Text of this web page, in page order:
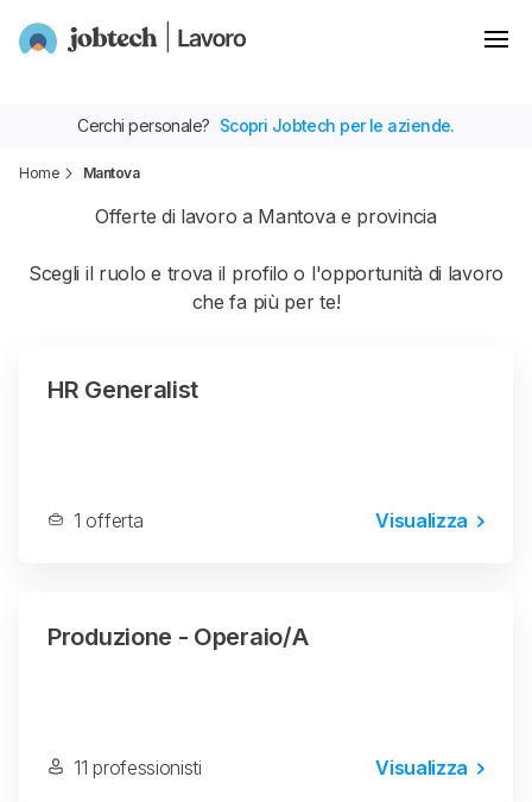
Home Mantova
Offerte di lavoro a Mantova e provincia
Scegli il ruolo e trova il profilo o l'opportunità di lavoro
che fa più per te!
HR Generalist
1 offerta Visualizza
Produzione - Operaio/a
11 professionisti Visualizza
Cerchi personale? Scopri Jobtech per le aziende.